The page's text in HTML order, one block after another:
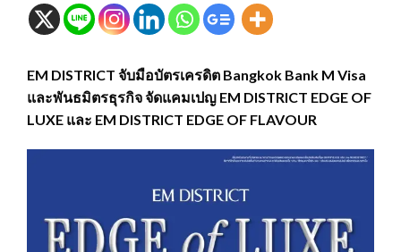
EM DISTRICT จับมือบัตรเครดิต Bangkok Bank M Visa
และพันธมิตรธุรกิจ จัดแคมเปญ EM DISTRICT EDGE OF
LUXE และ EM DISTRICT EDGE OF FLAVOUR